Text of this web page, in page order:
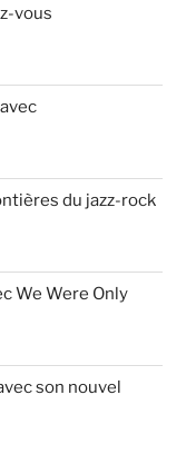
vous
du jazz-rock
We Were Only
son nouvel